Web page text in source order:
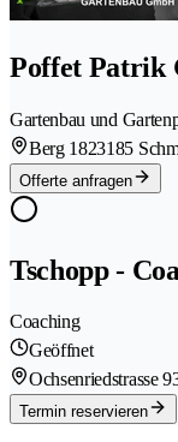
Poffet Patrik
Gartenbau und
Berg 1823185
Offerte anfragen
Tschopp -
Coaching
Geöffnet
Ochsenriedstrasse 9
Termin reservieren